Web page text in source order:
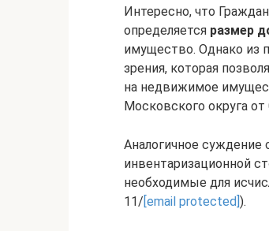
Интересно, что
определяется размер
имущество. Однако из
зрения, которая
на недвижимое
Московского округа
Аналогичное суждение
инвентаризационной
необходимые для
11/[email protected]).